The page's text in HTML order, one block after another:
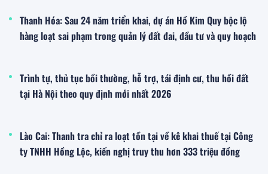
Thanh Hóa: Sau 24 năm triển khai, dự án Hồ Kim Quy bộc lộ
hàng loạt sai phạm trong quản lý đất đai, đầu tư và quy hoạch
Trình tự, thủ tục bồi thường, hỗ trợ, tái định cư, thu hồi đất
tại Hà Nội theo quy định mới nhất 2026
Lào Cai: Thanh tra chỉ ra loạt tồn tại về kê khai thuế tại Công
ty TNHH Hồng Lộc, kiến nghị truy thu hơn 333 triệu đồng